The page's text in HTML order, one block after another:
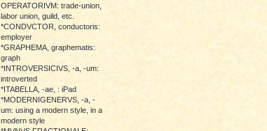
OPERATORIVM: trade-union,
labor union, guild, etc.
*CONDVCTOR, conductoris:
employer
*GRAPHEMA, graphematis:
graph
*INTROVERSICIVS, -a, -um:
introverted
*ITABELLA, -ae, : iPad
*MODERNIGENERVS, -a, -
um: using a modern style, in a
modern style